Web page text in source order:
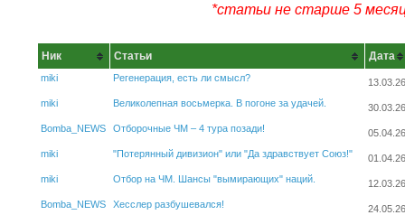
*статьи не старше 5
Ник Статьи Дата
miki Регенерация, есть ли смысл?
13.03.26
miki
Великолепная восьмерка. В погоне за удачей.
30.03.26
Bomba_NEWS
Отборочные ЧМ – 4 тура позади!
05.04.26
miki
"Потерянный дивизион" или "Да здравствует Союз!"
01.04.26
miki
Отбор на ЧМ. Шансы "вымирающих" наций.
12.03.26
Bomba_NEWS
Хесслер разбушевался!
24.05.26